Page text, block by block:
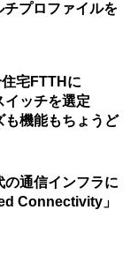
プロファイルを
宅FTTHに
ッチを選定
も機能もちょうど
通信インフラに
Connectivity」